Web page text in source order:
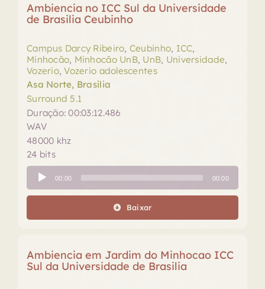
Ambiencia no ICC Sul da Universidade
de Brasilia Ceubinho
Campus Darcy Ribeiro, Ceubinho, ICC,
Minhocão, Minhocão UnB, UnB, Universidade,
Vozerio,Vozerio adolescentes
Asa Norte, Brasilia
Surround 5.1
Duração: 00:03:12.486
WAV
48000 khz
24 bits
Tocador
de
áudio
00:00 00:00
Baixar
Ambiencia em Jardim do Minhocao ICC
Sul da Universidade de Brasilia